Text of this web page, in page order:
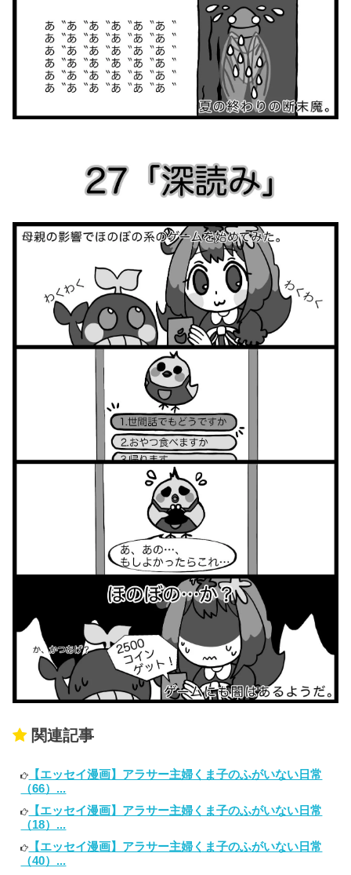
関連記事
【エッセイ漫画】アラサー主婦くま子のふがいない日常
（66）...
【エッセイ漫画】アラサー主婦くま子のふがいない日常
（18）...
【エッセイ漫画】アラサー主婦くま子のふがいない日常
（40）...